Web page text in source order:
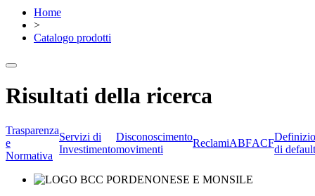
Home
>
Catalogo prodotti
Risultati della ricerca
Trasparenza
e
Normativa
Servizi di
Investimento
Disconoscimento
movimenti
ReclamiABFACF
di default